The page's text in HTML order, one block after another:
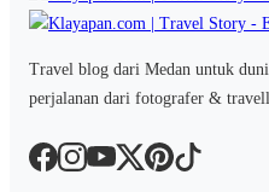
Travel blog dari Medan untuk
perjalanan dari fotografer &